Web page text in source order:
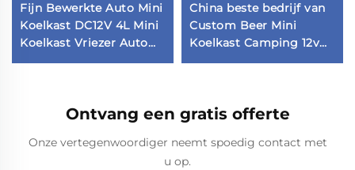
Fijn Bewerkte Auto Mini
Koelkast DC12V 4L Mini
Koelkast Vriezer Auto
Koelkast Op Voorraad
China beste bedrijf van
Custom Beer Mini
Koelkast Camping 12v
Koelkast Auto Koelkast
Ontvang een gratis offerte
Onze vertegenwoordiger neemt spoedig contact met
u op.